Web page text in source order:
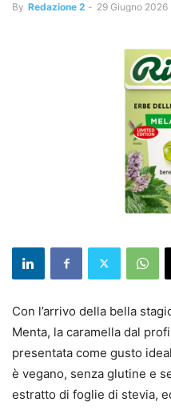
By Redazione 2 - 29 Giugno 2026
Con l’arrivo della bella
Menta, la caramella dal
presentata come gusto
è vegano, senza glutine e
estratto di foglie di stevia,